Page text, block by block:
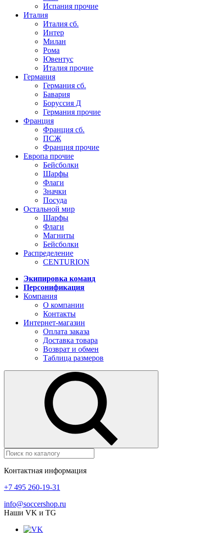
Испания прочие
Италия
Италия сб.
Интер
Милан
Рома
Ювентус
Италия прочие
Германия
Германия сб.
Бавария
Боруссия Д
Германия прочие
Франция
Франция сб.
ПСЖ
Франция прочие
Европа прочие
Бейсболки
Шарфы
Флаги
Значки
Посуда
Остальной мир
Шарфы
Флаги
Магниты
Бейсболки
Распределение
CENTURION
Экипировка команд
Персонификация
Компания
О компании
Контакты
Интернет-магазин
Оплата заказа
Доставка товара
Возврат и обмен
Таблица размеров
Контактная информация
+7 495 260-19-31
info@soccershop.ru
Наши VK и TG